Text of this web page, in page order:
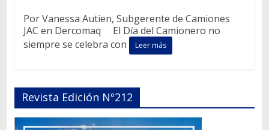
Por Vanessa Autien, Subgerente de Camiones
JAC en Dercomaq El Día del Camionero no
siempre se celebra con
Leer más
Revista Edición Nº212